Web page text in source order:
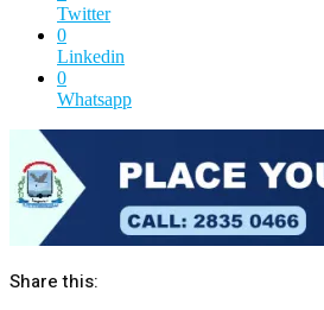
Twitter
0
Linkedin
0
Whatsapp
Share this: